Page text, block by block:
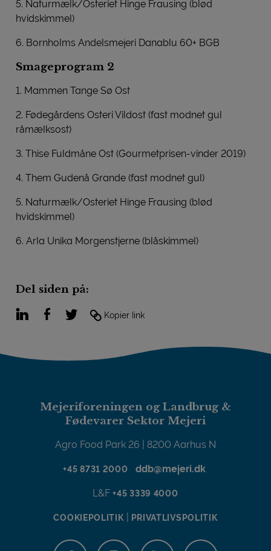
5. Naturmælk/Osteriet Hinge Frausing (blød
hvidskimmel)
6. Bornholms Andelsmejeri Danablu 60+ BGB
Smageprogram 2
1. Mammen Tange Sø Ost
2. Fødegårdens Osteri Vildost (fast modnet gul
råmælksost)
3. Thise Fuldmåne Ost (Gourmetprisen-vinder 2019)
4. Them Gudenå Grande (fast modnet gul)
5. Naturmælk/Osteriet Hinge Frausing (blød
hvidskimmel)
6. Arla Unika Morgenstjerne (blåskimmel)
Del siden på:
LinkedInFacebook
TwitterKopier link
Mejeriforeningen og Landbrug &
Fødevarer Sektor Mejeri
Agro Food Park 26 | 8200 Aarhus N
+45 8731 2000 ddb@mejeri.dk
L&F+45 3339 4000
COOKIEPOLITIK PRIVATLIVSPOLITIK